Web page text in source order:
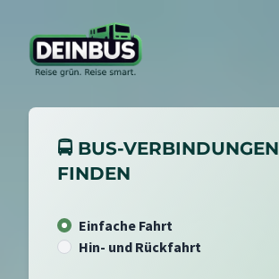
🚍 BUS-VERBINDUNGEN
FINDEN
Einfache Fahrt
Hin- und Rückfahrt